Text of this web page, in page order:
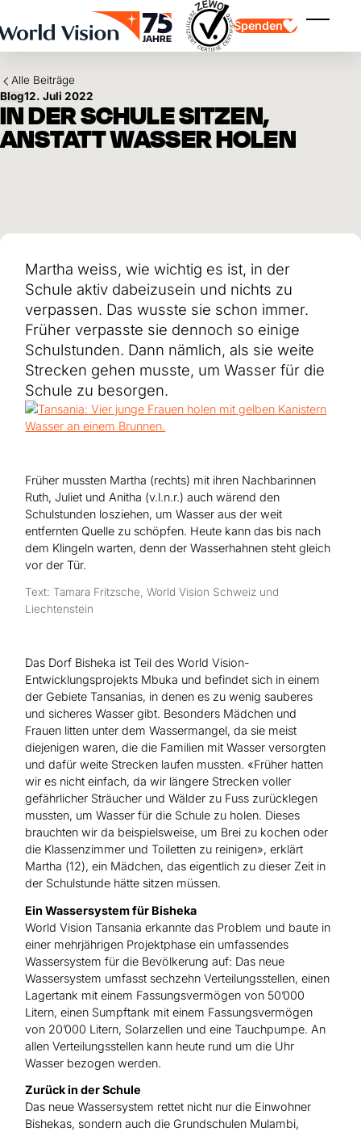
Spenden
Patenschaft für Kinder in Not
Testament und Legat
Philanthropie
Unternehmenskooperationen
Erdbeben Venezuela
Hilfe für Ukraine
Hilfe für Sudan
Hilfe für Afghanistan
Alle Nothilfe-Projekte
Einsatzgebiete
Wirkung und Erfolge
Mittelverwendung
Jahresbericht und Finanzen
Afrika
Asien
Lateinamerika
Naher Osten und Europa
Alle Beiträge
Blog12. Juli 2022
IN DER SCHULE SITZEN,
ANSTATT WASSER HOLEN
Martha weiss, wie wichtig es ist, in der
Schule aktiv dabeizusein und nichts zu
verpassen. Das wusste sie schon immer.
Früher verpasste sie dennoch so einige
Schulstunden. Dann nämlich, als sie weite
Strecken gehen musste, um Wasser für die
Schule zu besorgen.
Früher mussten Martha (rechts) mit ihren Nachbarinnen
Ruth, Juliet und Anitha (v.l.n.r.) auch wärend den
Schulstunden losziehen, um Wasser aus der weit
entfernten Quelle zu schöpfen. Heute kann das bis nach
dem Klingeln warten, denn der Wasserhahnen steht gleich
vor der Tür.
Text: Tamara Fritzsche, World Vision Schweiz und
Liechtenstein
Das Dorf Bisheka ist Teil des World Vision-
Entwicklungsprojekts Mbuka und befindet sich in einem
der Gebiete Tansanias, in denen es zu wenig sauberes
und sicheres Wasser gibt. Besonders Mädchen und
Frauen litten unter dem Wassermangel, da sie meist
diejenigen waren, die die Familien mit Wasser versorgten
und dafür weite Strecken laufen mussten. «Früher hatten
wir es nicht einfach, da wir längere Strecken voller
gefährlicher Sträucher und Wälder zu Fuss zurücklegen
mussten, um Wasser für die Schule zu holen. Dieses
brauchten wir da beispielsweise, um Brei zu kochen oder
die Klassenzimmer und Toiletten zu reinigen», erklärt
Martha (12), ein Mädchen, das eigentlich zu dieser Zeit in
der Schulstunde hätte sitzen müssen.
Ein Wassersystem für Bisheka
World Vision Tansania erkannte das Problem und baute in
einer mehrjährigen Projektphase ein umfassendes
Wassersystem für die Bevölkerung auf: Das neue
Wassersystem umfasst sechzehn Verteilungsstellen, einen
Lagertank mit einem Fassungsvermögen von 50’000
Litern, einen Sumpftank mit einem Fassungsvermögen
von 20’000 Litern, Solarzellen und eine Tauchpumpe. An
allen Verteilungsstellen kann heute rund um die Uhr
Wasser bezogen werden.
Zurück in der Schule
Das neue Wassersystem rettet nicht nur die Einwohner
Bishekas, sondern auch die Grundschulen Mulambi,